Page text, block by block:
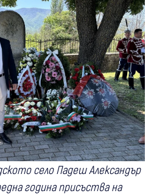
село Падеш Александър
година присъства на